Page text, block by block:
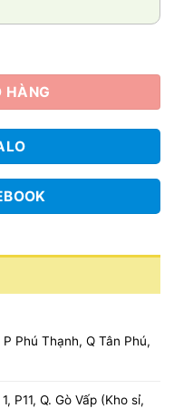
HÀNG
Phú Thạnh, Q Tân Phú,
P11, Q. Gò Vấp (Kho sỉ,